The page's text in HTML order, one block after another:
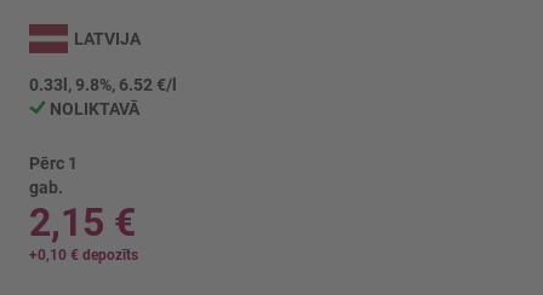
uz
galerijas
sākumu
LATVIJA
0.33l, 9.8%, 6.52 €/l
NOLIKTAVĀ
Pērc 1
gab.
2,15 €
+0,10 € depozīts